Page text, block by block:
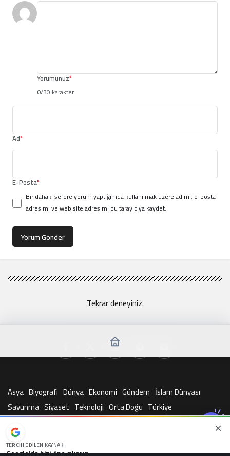
Yorumunuz*
0/30 karakter
Ad*
E-Posta*
Bir dahaki sefere yorum yaptığımda kullanılmak üzere adımı, e-posta
adresimi ve web site adresimi bu tarayıcıya kaydet.
Yorum Gönder
Tekrar deneyiniz.
Asya Biyografi Dünya Ekonomi Gündem İslam Dünyası
Savunma Siyaset Teknoloji Orta Doğu Türkiye
© Telif Hakkı 2026, Tüm Hakları Saklıdır
TERCIH EDILEN KAYNAK